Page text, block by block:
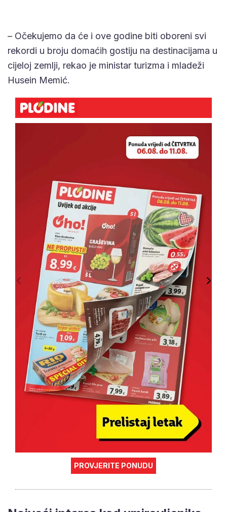
– Očekujemo da će i ove godine biti oboreni svi
rekordi u broju domaćih gostiju na destinacijama u
cijeloj zemlji, rekao je ministar turizma i mladeži
Husein Memić.
PROVJERITE PONUDU